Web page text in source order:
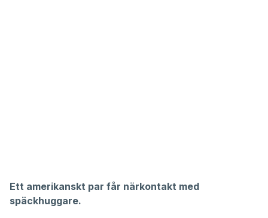
Ett amerikanskt par får närkontakt med
späckhuggare.